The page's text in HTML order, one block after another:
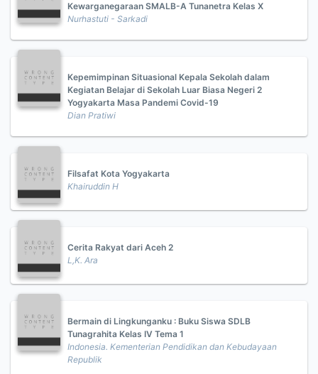
Kewarganegaraan SMALB-A Tunanetra Kelas X
Nurhastuti - Sarkadi
Kepemimpinan Situasional Kepala Sekolah dalam
Kegiatan Belajar di Sekolah Luar Biasa Negeri 2
Yogyakarta Masa Pandemi Covid-19
Dian Pratiwi
Filsafat Kota Yogyakarta
Khairuddin H
Cerita Rakyat dari Aceh 2
L,K. Ara
Bermain di Lingkunganku : Buku Siswa SDLB
Tunagrahita Kelas IV Tema 1
Indonesia. Kementerian Pendidikan dan Kebudayaan
Republik